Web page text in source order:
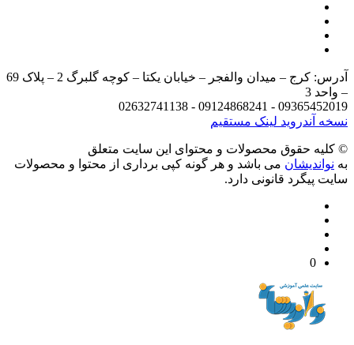
آدرس: کرج – میدان والفجر – خیابان یکتا – کوچه گلبرگ 2 – پلاک 69
3
09365452019 - 09124868241 -
آندرویدلینک مستقیم
حقوق محصولات و محتوای اين سایت متعلق
می باشد و هر گونه کپی برداری از محتوا و محصولات
پیگرد قانونی دارد.